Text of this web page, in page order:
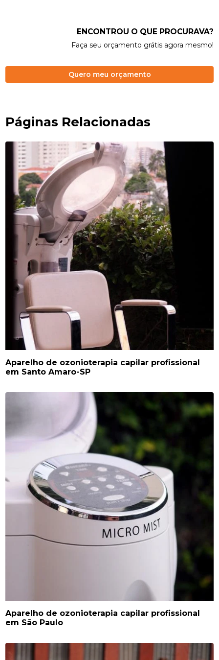
ENCONTROU O QUE PROCURAVA?
Faça seu orçamento grátis agora mesmo!
Quero meu orçamento
Páginas Relacionadas
Aparelho de ozonioterapia capilar profissional
em Santo Amaro-SP
Aparelho de ozonioterapia capilar profissional
em São Paulo